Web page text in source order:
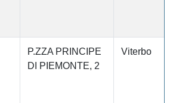
P.ZZA PRINCIPE
DI PIEMONTE, 2
Viterbo